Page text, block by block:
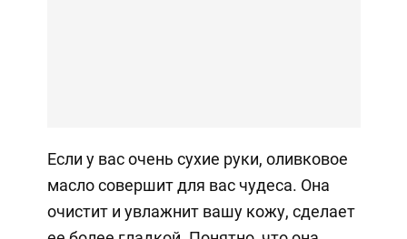
Если у вас очень сухие руки, оливковое
масло совершит для вас чудеса. Она
очистит и увлажнит вашу кожу, сделает